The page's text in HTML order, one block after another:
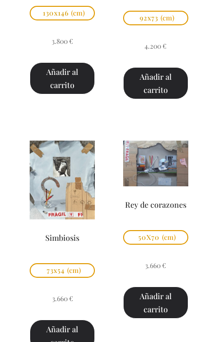
130x146 (cm)
3.800 €
Añadir al
carrito
92x73 (cm)
4.200 €
Añadir al
carrito
Simbiosis
73x54 (cm)
3.660 €
Añadir al
Rey de corazones
50X70 (cm)
3.660 €
Añadir al
carrito